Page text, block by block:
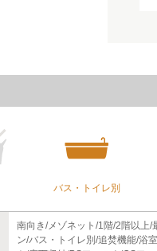
バス・トイレ別
南向き/メゾネット/1階/2階以上
ン/バス・トイレ別/追焚機能/浴